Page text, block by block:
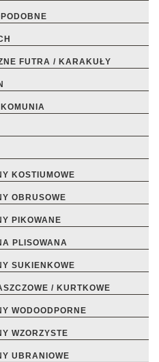
FUTRA / KARAKUŁY
KOSTIUMOWE
OBRUSOWE
PIKOWANE
PLISOWANA
SUKIENKOWE
/ KURTKOWE
WODOODPORNE
WZORZYSTE
UBRANIOWE